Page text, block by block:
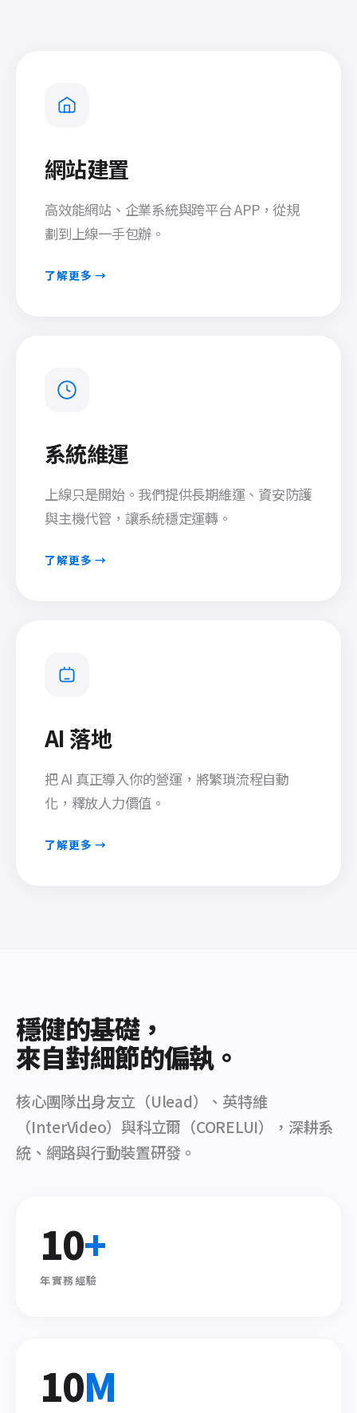
網站建置
高效能網站、企業系統與跨平台 APP，從規
劃到上線一手包辦。
了解更多 →
系統維運
上線只是開始。我們提供長期維運、資安防護
與主機代管，讓系統穩定運轉。
了解更多 →
AI 落地
把 AI 真正導入你的營運，將繁瑣流程自動
化，釋放人力價值。
了解更多 →
穩健的基礎，
來自對細節的偏執。
核心團隊出身友立（Ulead）、英特維
（InterVideo）與科立爾（CORELUI），深耕系
統、網路與行動裝置研發。
10+
年實務經驗
10M